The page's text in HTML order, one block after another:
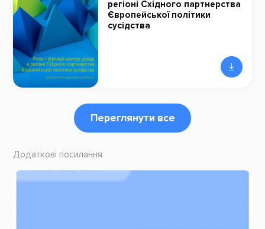
регіоні Східного партнерства
Європейської політики
сусідства
Переглянути все
Додаткові посилання